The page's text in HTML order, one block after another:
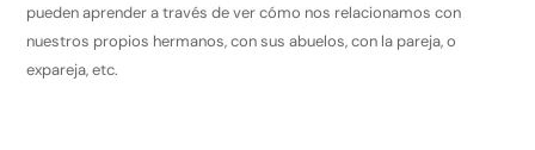
pueden aprender a través de ver cómo nos relacionamos con
nuestros propios hermanos, con sus abuelos, con la pareja, o
expareja, etc.